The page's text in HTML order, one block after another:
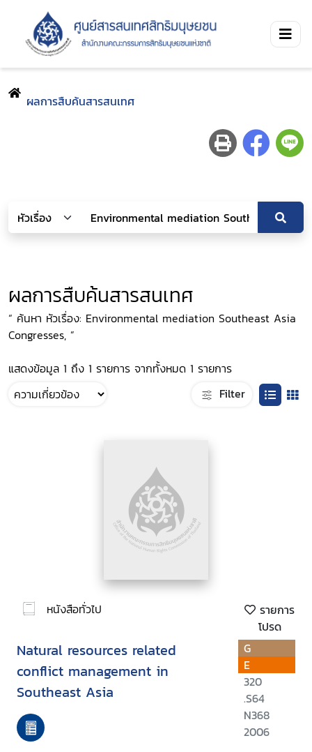
ผลการสืบค้นสารสนเทศ
ผลการสืบค้นสารสนเทศ
“ ค้นหา หัวเรื่อง: Environmental mediation Southeast Asia
Congresses, ”
แสดงข้อมูล 1 ถึง 1 รายการ จากทั้งหมด 1 รายการ
Filter
หนังสือทั่วไป
รายการ
โปรด
Natural resources related
conflict management in
Southeast Asia
G
E
320
.S64
N368
2006